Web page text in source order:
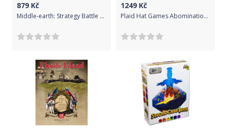
879 Kč
Middle-earth: Strategy Battle Game - Galadhrim Commanders
1249 Kč
Plaid Hat Games Abomination: The Heir of Frankenstein